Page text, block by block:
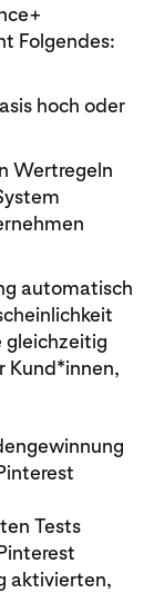
Folgendes:
hoch oder
Wertregeln
automatisch
gleichzeitig
Kund*innen,
Tests
aktivierten,